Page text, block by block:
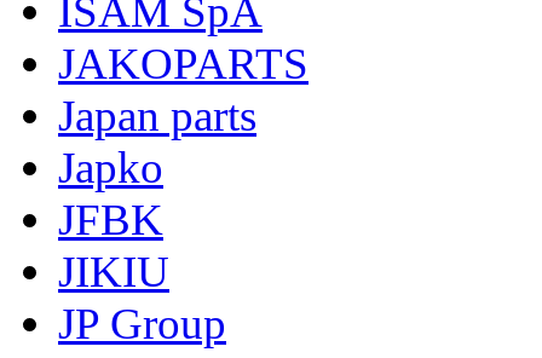
ISAM SpA
JAKOPARTS
Japan parts
Japko
JFBK
JIKIU
JP Group